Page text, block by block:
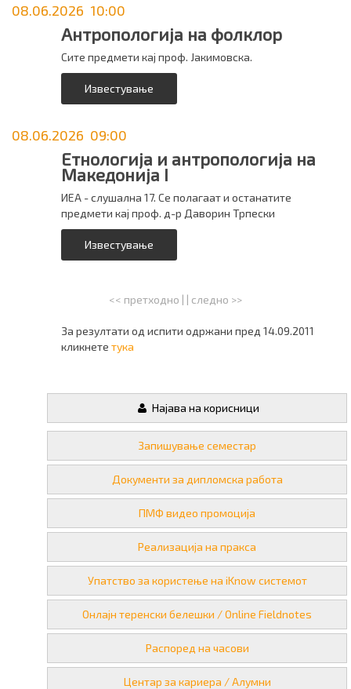
08.06.2026 10:00
Антропологија на фолклор
Сите предмети кај проф. Јакимовска.
Известување
08.06.2026 09:00
Етнологија и антропологија на
Македонија I
ИЕА - слушална 17. Се полагаат и останатите
предмети кај проф. д-р Даворин Трпески
Известување
<< претходно | | следно >>
За резултати од испити одржани пред 14.09.2011
кликнете тука
Најава на корисници
Запишување семестар
Документи за дипломска работа
ПМФ видео промоција
Реализација на пракса
Упатство за користење на iKnow системот
Онлајн теренски белешки / Online Fieldnotes
Распоред на часови
Центар за кариера / Алумни